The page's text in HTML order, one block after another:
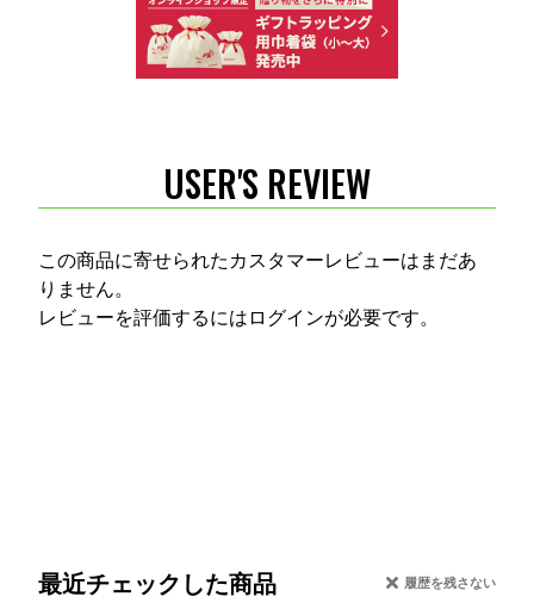
USER'S REVIEW
この商品に寄せられたカスタマーレビューはまだあ
りません。
レビューを評価するには ログインが必要です。
最近チェックした商品 履歴を残さない